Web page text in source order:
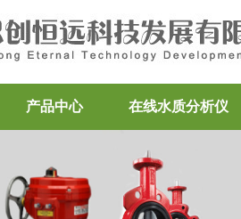
产品中心 在线水质分析仪